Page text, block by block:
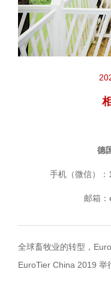
德
手机（微信）
邮箱
EuroTier China 2019 举